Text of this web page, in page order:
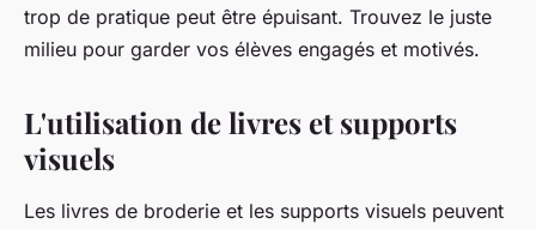
trop de pratique peut être épuisant. Trouvez le juste
milieu pour garder vos élèves engagés et motivés.
L'utilisation de livres et supports
visuels
Les livres de broderie et les supports visuels peuvent